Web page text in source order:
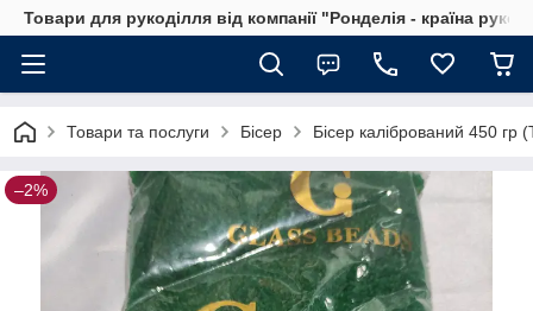
Товари для рукоділля від компанії "Ронделія - країна
Товари та послуги Бісер Бісер калібрований 450 гр
–2%